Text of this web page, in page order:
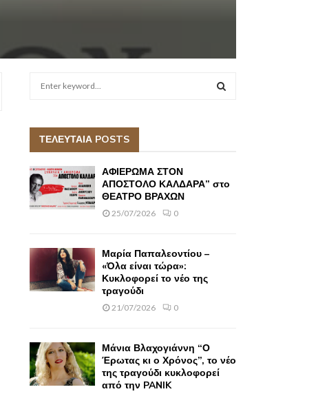
h
f
o
r
:
ΤΕΛΕΥΤΑΙΑ POSTS
ΑΦΙΕΡΩΜΑ ΣΤΟΝ
ΑΠΟΣΤΟΛΟ ΚΑΛΔΑΡΑ” στο
ΘΕΑΤΡΟ ΒΡΑΧΩΝ
25/07/2026 0
Μαρία Παπαλεοντίου –
«Όλα είναι τώρα»:
Κυκλοφορεί το νέο της
τραγούδι
21/07/2026 0
Μάνια Βλαχογιάννη “Ο
Έρωτας κι ο Χρόνος”, το νέο
της τραγούδι κυκλοφορεί
από την PANIK